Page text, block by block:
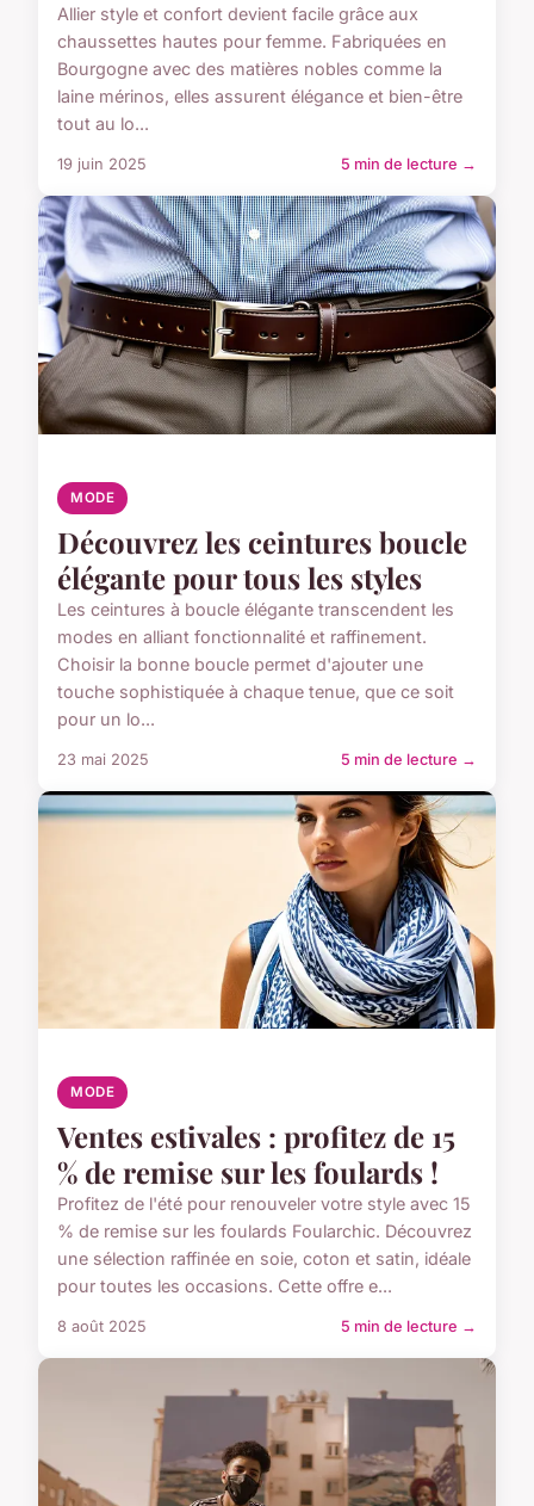
Allier style et confort devient facile grâce aux
chaussettes hautes pour femme. Fabriquées en
Bourgogne avec des matières nobles comme la
laine mérinos, elles assurent élégance et bien-être
tout au lo...
19 juin 2025 5 min de lecture →
MODE
Découvrez les ceintures boucle
élégante pour tous les styles
Les ceintures à boucle élégante transcendent les
modes en alliant fonctionnalité et raffinement.
Choisir la bonne boucle permet d'ajouter une
touche sophistiquée à chaque tenue, que ce soit
pour un lo...
23 mai 2025 5 min de lecture →
MODE
Ventes estivales : profitez de 15
% de remise sur les foulards !
Profitez de l'été pour renouveler votre style avec 15
% de remise sur les foulards Foularchic. Découvrez
une sélection raffinée en soie, coton et satin, idéale
pour toutes les occasions. Cette offre e...
8 août 2025 5 min de lecture →